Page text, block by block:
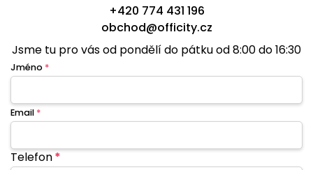
+420 774 431 196
obchod@officity.cz
Jsme tu pro vás od pondělí do pátku od 8:00 do 16:30
Jméno *
Email *
Telefon*